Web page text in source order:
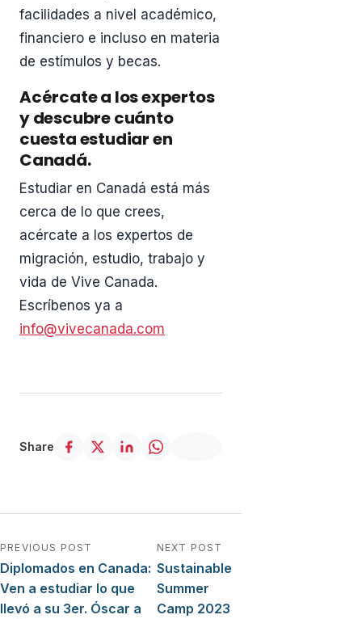
facilidades a nivel académico,
financiero e incluso en materia
de estímulos y becas.
Acércate a los expertos
y descubre cuánto
cuesta estudiar en
Canadá.
Estudiar en Canadá está más
cerca de lo que crees,
acércate a los expertos de
migración, estudio, trabajo y
vida de Vive Canada.
Escríbenos ya a
info@vivecanada.com
Share
Navegación de entradas
PREVIOUS POST
Diplomados en Canada:
Ven a estudiar lo que
llevó a su 3er. Óscar a
NEXT POST
Sustainable
Summer
Camp 2023